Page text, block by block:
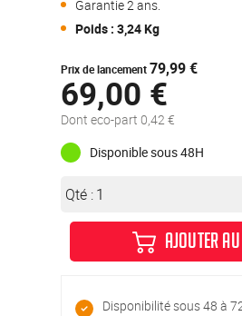
Garantie 2 ans.
Poids : 3,24 Kg
Prix de lancement79,99 €
69,00 €
Dont eco-part 0,42 €
Disponible sous 48H
Qté :
AJOUTER
Disponibilité sous 48 à